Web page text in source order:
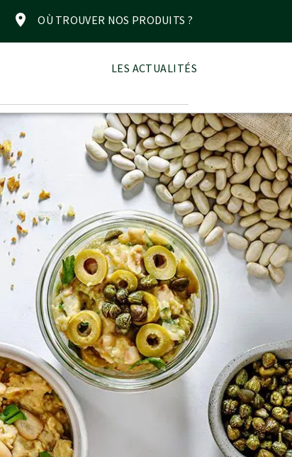
OÙ TROUVER NOS PRODUITS ?
LES ACTUALITÉS